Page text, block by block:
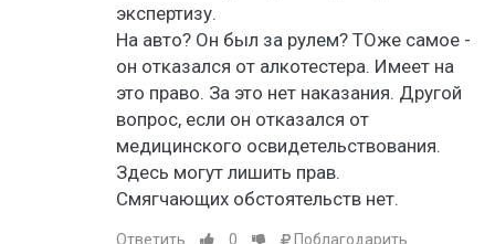
экспертизу.
На авто? Он был за рулем? ТОже самое -
он отказался от алкотестера. Имеет на
это право. За это нет наказания. Другой
вопрос, если он отказался от
медицинского освидетельствования.
Здесь могут лишить прав.
Смягчающих обстоятельств нет.
Ответить 0 Поблагодарить